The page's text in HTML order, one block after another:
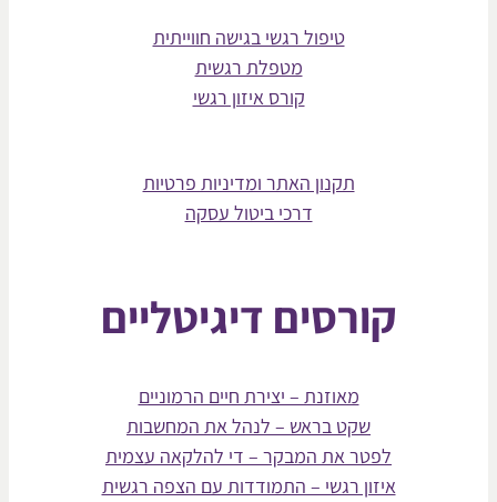
טיפול רגשי בגישה חווייתית
מטפלת רגשית
קורס איזון רגשי
תקנון האתר ומדיניות פרטיות
דרכי ביטול עסקה
קורסים דיגיטליים
מאוזנת – יצירת חיים הרמוניים
שקט בראש – לנהל את המחשבות
לפטר את המבקר – די להלקאה עצמית
איזון רגשי – התמודדות עם הצפה רגשית